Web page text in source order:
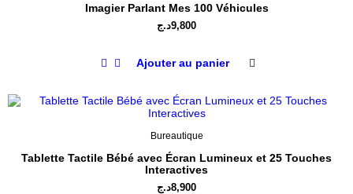
Imagier Parlant Mes 100 Véhicules
9,800د.ج
Ajouter au panier
Bureautique
Tablette Tactile Bébé avec Écran Lumineux et 25 Touches
Interactives
8,900د.ج